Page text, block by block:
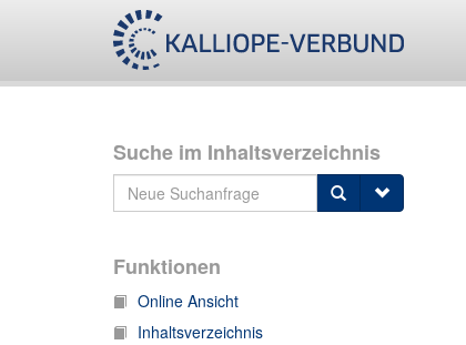
Suche im Inhaltsverzeichnis
Funktionen
Online Ansicht
Inhaltsverzeichnis